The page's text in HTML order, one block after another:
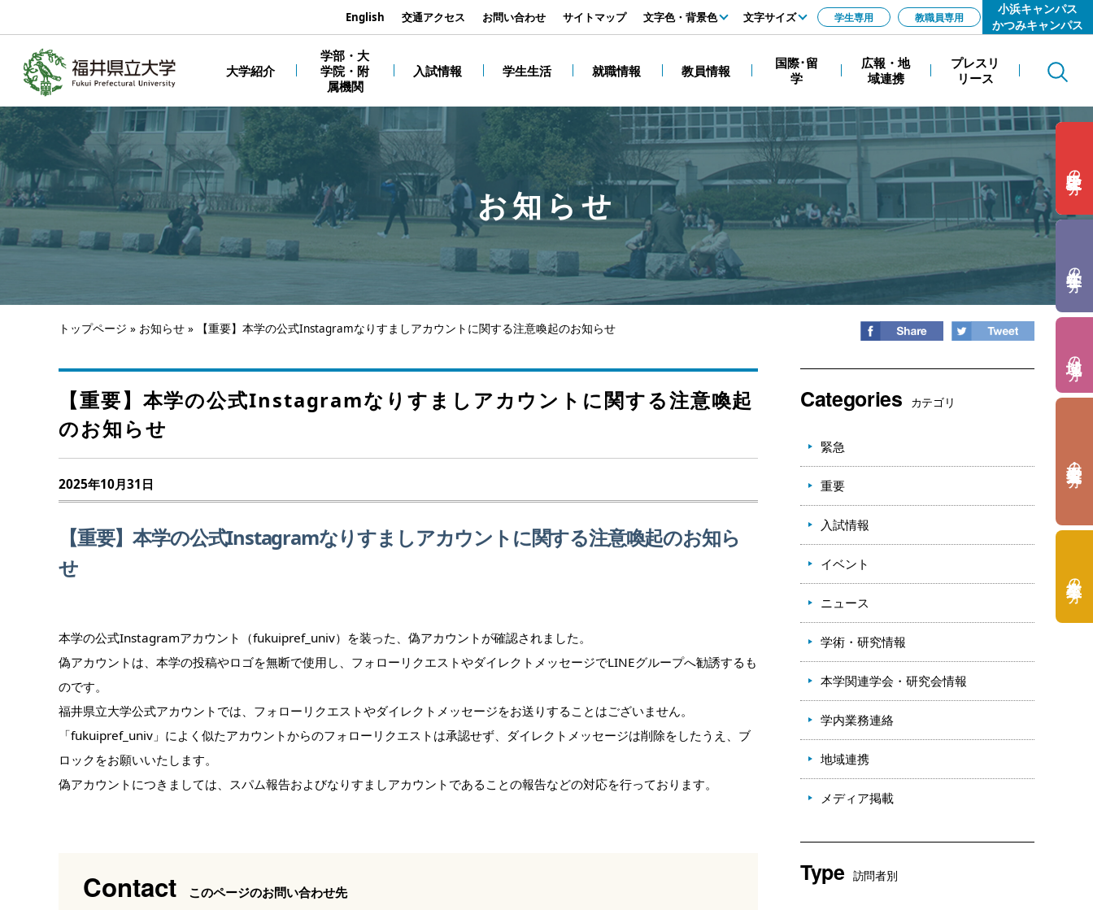
Search
大学紹介
学部・大
学院・附
属機関
入試情報 学生生活 就職情報 教員情報
国際･留
学
広報・地
域連携
プレスリ
リース
小浜キャンパス
かつみキャンパス
の方
の方
の方
の方
の方
English 交通アクセス お問い合わせ サイトマップ 文字色・背景色
黒
文字サイズ
拡大
学生専用 教職員専用
お知らせ
トップページ » お知らせ » 【重要】本学の公式Instagramなりすましアカウントに関する注意喚起のお知らせ
【重要】本学の公式Instagramなりすましアカウントに関する注意喚起
のお知らせ
2025年10月31日
【重要】本学の公式Instagramなりすましアカウントに関する注意喚起のお知ら
せ
本学の公式Instagramアカウント（fukuipref_univ）を装った、偽アカウントが確認されました。
偽アカウントは、本学の投稿やロゴを無断で使用し、フォローリクエストやダイレクトメッセージでLINEグループへ勧誘するも
のです。
福井県立大学公式アカウントでは、フォローリクエストやダイレクトメッセージをお送りすることはございません。
「fukuipref_univ」によく似たアカウントからのフォローリクエストは承認せず、ダイレクトメッセージは削除をしたうえ、ブ
ロックをお願いいたします。
偽アカウントにつきましては、スパム報告およびなりすましアカウントであることの報告などの対応を行っております。
Contact このページのお問い合わせ先
Categories カテゴリ
緊急
重要
入試情報
イベント
ニュース
学術・研究情報
本学関連学会・研究会情報
学内業務連絡
地域連携
メディア掲載
Type 訪問者別